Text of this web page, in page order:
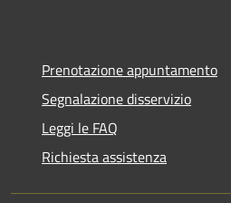
Prenotazione appuntamento
Segnalazione disservizio
Leggi le FAQ
Richiesta assistenza